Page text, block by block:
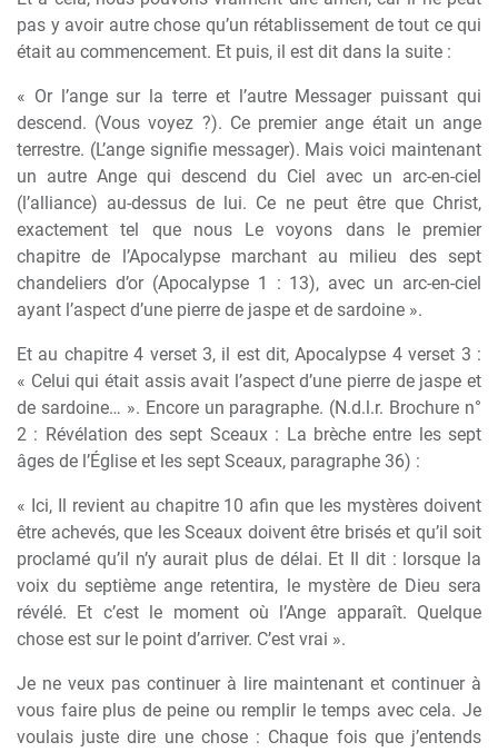
pas y avoir autre chose qu’un rétablissement de tout ce qui
était au commencement. Et puis, il est dit dans la suite :
« Or l’ange sur la terre et l’autre Messager puissant qui
descend. (Vous voyez ?). Ce premier ange était un ange
terrestre. (L’ange signifie messager). Mais voici maintenant
un autre Ange qui descend du Ciel avec un arc-en-ciel
(l’alliance) au-dessus de lui. Ce ne peut être que Christ,
exactement tel que nous Le voyons dans le premier
chapitre de l’Apocalypse marchant au milieu des sept
chandeliers d’or (Apocalypse 1 : 13), avec un arc-en-ciel
ayant l’aspect d’une pierre de jaspe et de sardoine ».
Et au chapitre 4 verset 3, il est dit, Apocalypse 4 verset 3 :
« Celui qui était assis avait l’aspect d’une pierre de jaspe et
de sardoine… ». Encore un paragraphe. (N.d.l.r. Brochure n°
2 : Révélation des sept Sceaux : La brèche entre les sept
âges de l’Église et les sept Sceaux, paragraphe 36) :
« Ici, Il revient au chapitre 10 afin que les mystères doivent
être achevés, que les Sceaux doivent être brisés et qu’il soit
proclamé qu’il n’y aurait plus de délai. Et Il dit : lorsque la
voix du septième ange retentira, le mystère de Dieu sera
révélé. Et c’est le moment où l’Ange apparaît. Quelque
chose est sur le point d’arriver. C’est vrai ».
Je ne veux pas continuer à lire maintenant et continuer à
vous faire plus de peine ou remplir le temps avec cela. Je
voulais juste dire une chose : Chaque fois que j’entends